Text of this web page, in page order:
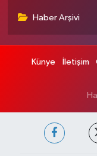
Haber Arşivi
Künye İletişim